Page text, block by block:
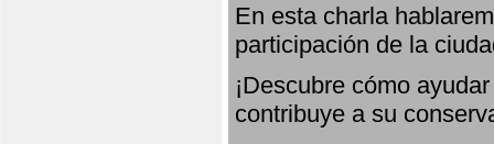
En esta charla
participación de la
¡Descubre cómo
contribuye a su